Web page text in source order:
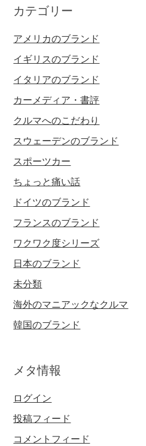
カテゴリー
アメリカのブランド
イギリスのブランド
イタリアのブランド
カーメディア・書評
クルマへのこだわり
スウェーデンのブランド
スポーツカー
ちょっと痛い話
ドイツのブランド
フランスのブランド
ワクワク度シリーズ
日本のブランド
未分類
海外のマニアックなクルマ
韓国のブランド
メタ情報
ログイン
投稿フィード
コメントフィード